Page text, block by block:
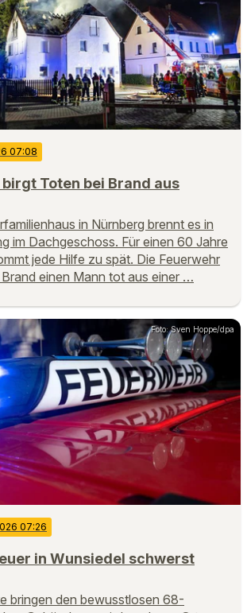
07:08
Toten bei Brand aus
in Nürnberg brennt es in
im Dachgeschoss. Für einen 60 Jahre
jede Hilfe zu spät. Die Feuerwehr
einen Mann tot aus einer …
Foto: Sven Hoppe/dpa
07:26
in Wunsiedel schwerst
bringen den bewusstlosen 68-